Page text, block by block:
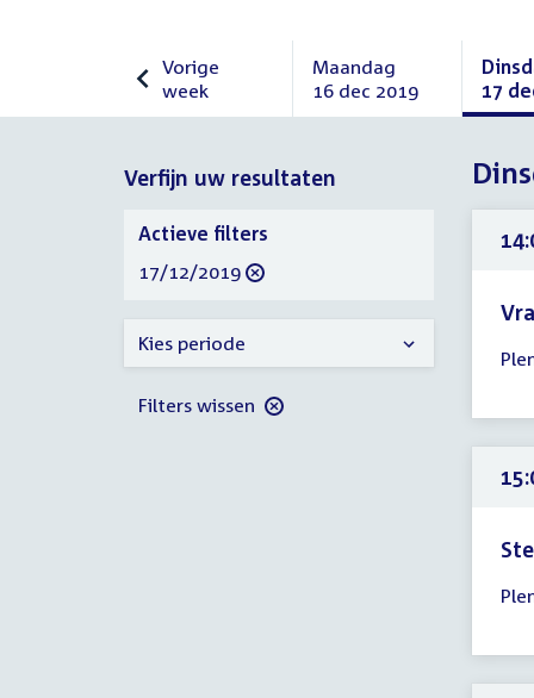
Vorige
week
Vorige
Maandag
16 dec 2019
Maandag
2019
17
2019
Verfijn uw resultaten
-
uur
-
Verfijn
uw
resultaten
Actieve filters
verwijder
17/12/2019
Kies periode
Filters wissen